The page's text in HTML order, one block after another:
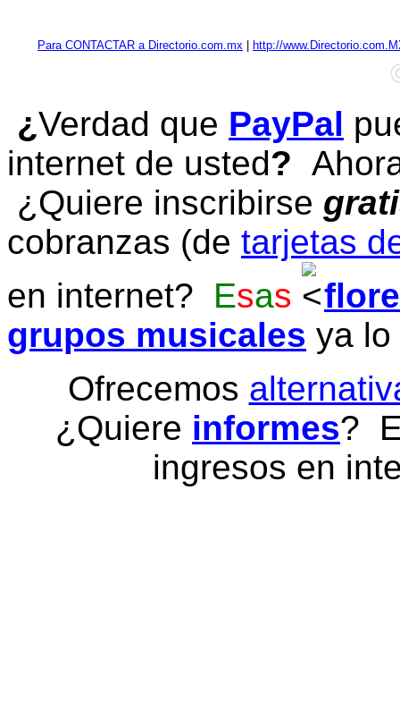
Para CONTACTAR a Directorio.com.mx http://
¿Verdad que PayPal
internet de usted?
¿Quiere inscribirse
cobranzas (de tarjetas
en internet? Esas
grupos musicales ya
Ofrecemos
¿Quiere informes?
ingresos en